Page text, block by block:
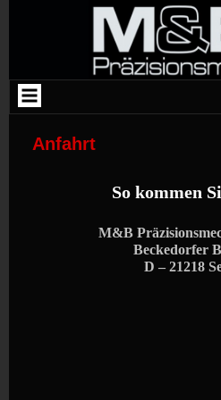
Anfahrt
So kommen
M&B
Beckedorfer
D – 21218